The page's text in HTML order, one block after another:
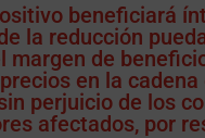
beneficiará
la reducción
de
en la
perjuicio de los
afectados, por